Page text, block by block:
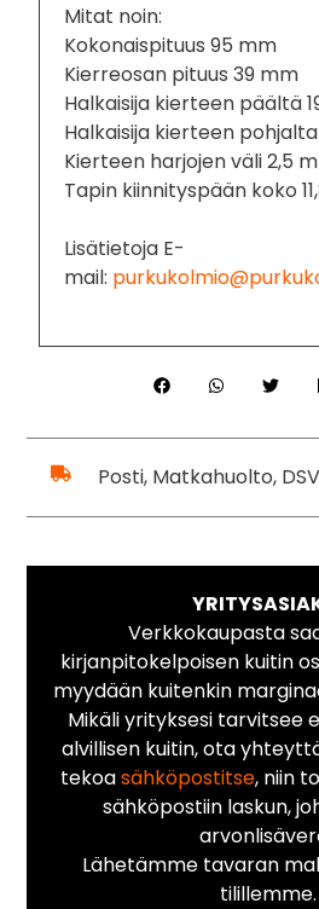
Mitat noin:
Kokonaispituus 95 mm
Kierreosan pituus 39 mm
Halkaisija kierteen päältä
Halkaisija kierteen
Kierteen harjojen väli 2,5
Tapin kiinnityspään koko
Lisätietoja E-
mail:
Posti, Matkahuolto,
Verkkokaupasta
kirjanpitokelpoisen kuitin
myydään kuitenkin
Mikäli yrityksesi tarvitsee
alvillisen kuitin, ota
tekoasähköpostitse, niin
sähköpostiin laskun,
Lähetämme tavaran
tilillemme.